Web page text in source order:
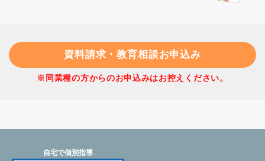
資料請求・教育相談お申込み
同業種の方からのお申込みはお控えください。
自宅で個別指導